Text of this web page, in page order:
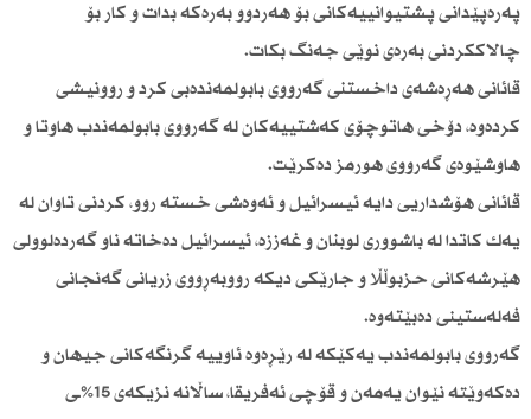
پەرەپێدانی پشتیوانییەكانی بۆ هەردوو بەرەكە بدات و كار بۆ
چالاككردنی بەرەی نوێی جەنگ بكات.
قائانی هەڕەشەی داخستنی گەرووی بابولمەندەبی كرد و روونیشی
كردەوە، دۆخی هاتوچۆی كەشتییەكان لە گەرووی بابولمەندب هاوتا و
هاوشێوەی گەرووی هورمز دەكرێت.
قائانی هۆشداریی دایە ئیسرائیل و ئەوەشی خستە روو، كردنی تاوان لە
یەك كاتدا لە باشووری لوبنان و غەززە، ئیسرائیل دەخاتە ناو گەردەلوولی
هێرشەكانی حزبوڵڵا و جارێكی دیكە رووبەڕووی زریانی گەنجانی
فەلەستینی دەبێتەوە.
گەرووی بابولمەندب یەكێكە لە رێڕەوە ئاوییە گرنگەكانی جیهان و
دەكەوێتە نێوان یەمەن و قۆچی ئەفریقا، ساڵانە نزیكەی 15%ـی